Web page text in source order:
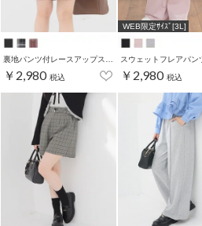
￥2,980 税込
WEB限定ｻｲｽﾞ[3L]
スウェットフレアパン
￥2,980 税込